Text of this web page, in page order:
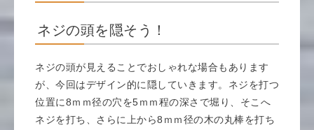
ネジの頭を隠そう！
ネジの頭が見えることでおしゃれな場合もあります
が、今回はデザイン的に隠していきます。ネジを打つ
位置に8ｍｍ径の穴を5ｍｍ程の深さで堀り、そこへ
ネジを打ち、さらに上から8ｍｍ径の木の丸棒を打ち